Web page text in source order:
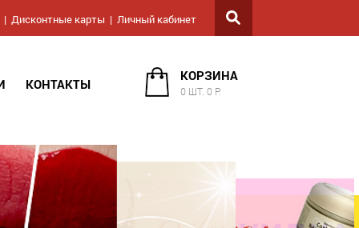
Дисконтные карты Личный кабинет
КОНТАКТЫ
КОРЗИНА
0 ШТ. 0 Р.